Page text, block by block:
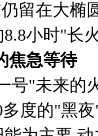
留在大椭
小时"长
焦急等待
"未来的火
度的"黑